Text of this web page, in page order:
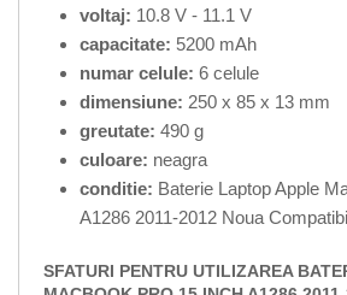
voltaj: 10.8 V - 11.1 V
capacitate: 5200 mAh
numar celule: 6 celule
dimensiune: 250 x 85 x 13 mm
greutate: 490 g
culoare: neagra
conditie: Baterie Laptop Apple
A1286 2011-2012 Noua
SFATURI PENTRU UTILIZAREA